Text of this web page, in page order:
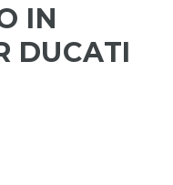
IN
DUCATI